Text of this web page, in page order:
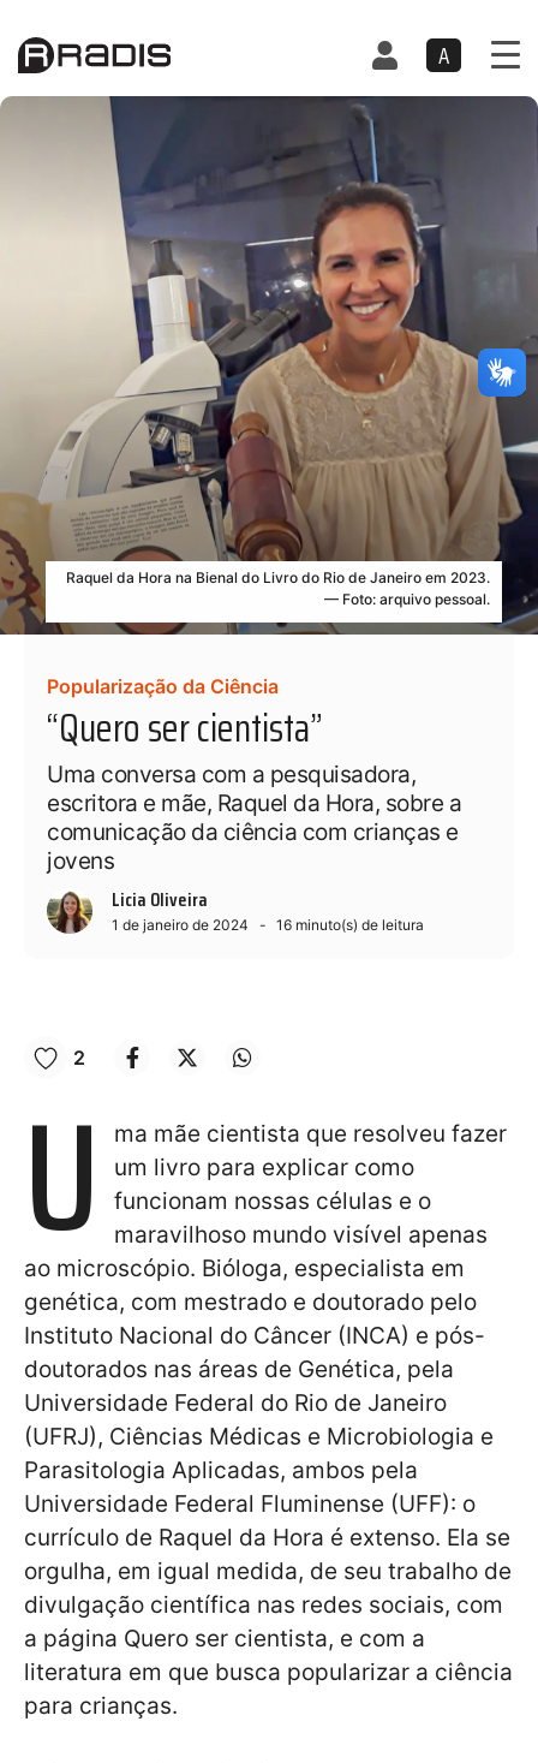
A
222
Raquel da Hora na Bienal do Livro do Rio de Janeiro em 2023.
— Foto: arquivo pessoal.
Popularização da Ciência
“Quero ser cientista”
Uma conversa com a pesquisadora,
escritora e mãe, Raquel da Hora, sobre a
comunicação da ciência com crianças e
jovens
Licia Oliveira
1 de janeiro de 2024 16 minuto(s) de leitura
2
U
ma mãe cientista que resolveu fazer
um livro para explicar como
funcionam nossas células e o
maravilhoso mundo visível apenas
ao microscópio. Bióloga, especialista em
genética, com mestrado e doutorado pelo
Instituto Nacional do Câncer (INCA) e pós-
doutorados nas áreas de Genética, pela
Universidade Federal do Rio de Janeiro
(UFRJ), Ciências Médicas e Microbiologia e
Parasitologia Aplicadas, ambos pela
Universidade Federal Fluminense (UFF): o
currículo de Raquel da Hora é extenso. Ela se
orgulha, em igual medida, de seu trabalho de
divulgação científica nas redes sociais, com
a página Quero ser cientista, e com a
literatura em que busca popularizar a ciência
para crianças.